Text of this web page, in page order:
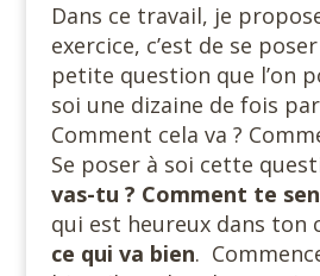
Dans ce travail, je
exercice, c’est de se
petite question que l’on
soi une dizaine de fois
Comment cela va ?
Se poser à soi cette
vas-tu ? Comment te
qui est heureux dans ton
ce qui va bien.